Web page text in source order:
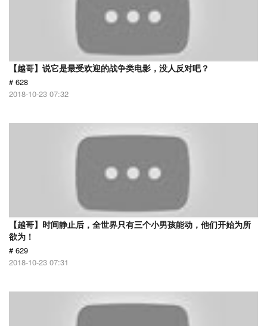
【越哥】说它是最受欢迎的战争类电影，没人反对吧？
# 628
2018-10-23 07:32
【越哥】时间静止后，全世界只有三个小男孩能动，他们开始为所
欲为！
# 629
2018-10-23 07:31